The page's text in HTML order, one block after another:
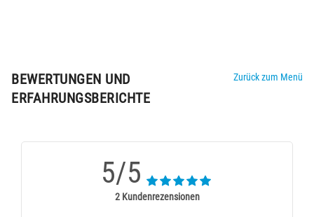
BEWERTUNGEN UND
ERFAHRUNGSBERICHTE
Zurück zum Menü
5/5
2 Kundenrezensionen